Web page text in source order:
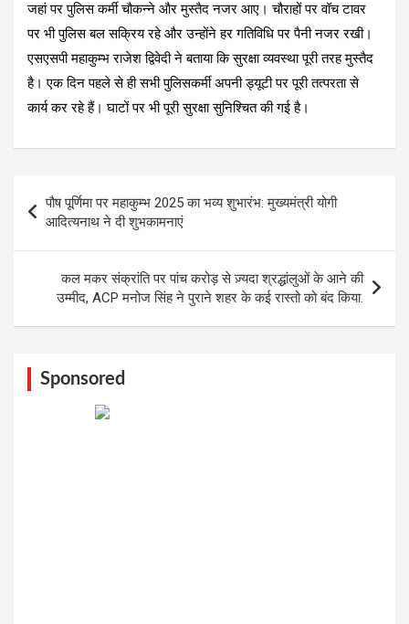
जहां पर पुलिस कर्मी चौकन्ने और मुस्तैद नजर आए। चौराहों पर वॉच टावर
पर भी पुलिस बल सक्रिय रहे और उन्होंने हर गतिविधि पर पैनी नजर रखी।
एसएसपी महाकुम्भ राजेश द्विवेदी ने बताया कि सुरक्षा व्यवस्था पूरी तरह मुस्तैद
है। एक दिन पहले से ही सभी पुलिसकर्मी अपनी ड्यूटी पर पूरी तत्परता से
कार्य कर रहे हैं। घाटों पर भी पूरी सुरक्षा सुनिश्चित की गई है।
navigation
पौष पूर्णिमा पर महाकुम्भ 2025 का भव्य शुभारंभ: मुख्यमंत्री योगी
आदित्यनाथ ने दी शुभकामनाएं
कल मकर संक्रांति पर पांच करोड़ से ज़्यदा श्रद्धांलुओं के आने की
उम्मीद, ACP मनोज सिंह ने पुराने शहर के कई रास्तो को बंद किया.
Sponsored